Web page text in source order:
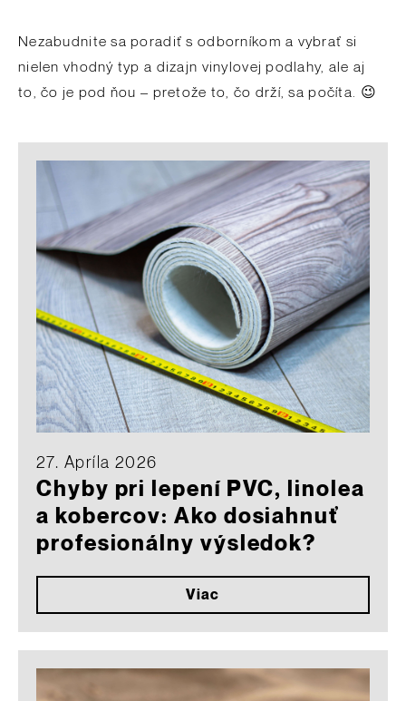
Nezabudnite sa poradiť s odborníkom a vybrať si
nielen vhodný typ a dizajn vinylovej podlahy, ale aj
to, čo je pod ňou – pretože to, čo drží, sa počíta. 😉
27. Apríla 2026
Chyby pri lepení PVC, linolea
a kobercov: Ako dosiahnuť
profesionálny výsledok?
Viac